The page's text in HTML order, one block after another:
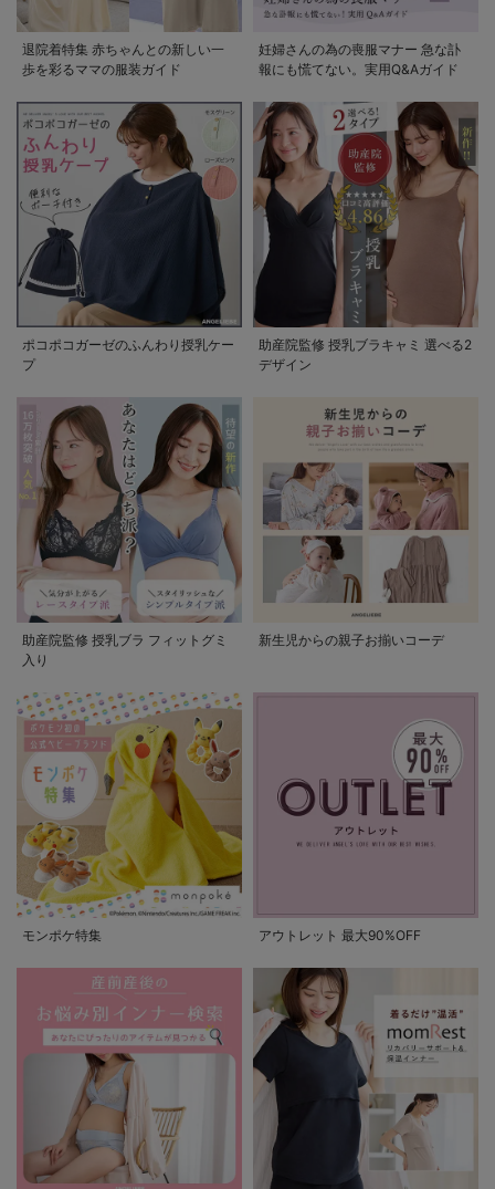
退院着特集 赤ちゃんとの新しい一
歩を彩るママの服装ガイド
妊婦さんの為の喪服マナー 急な訃
報にも慌てない。実用Q&Aガイド
ポコポコガーゼのふんわり授乳ケー
プ
助産院監修 授乳ブラキャミ 選べる2
デザイン
助産院監修 授乳ブラ フィットグミ
入り
新生児からの親子お揃いコーデ
モンポケ特集 アウトレット 最大90%OFF